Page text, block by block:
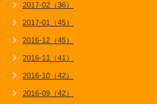
2017-02（36）
2017-01（45）
2016-12（45）
2016-11（41）
2016-10（42）
2016-09（42）